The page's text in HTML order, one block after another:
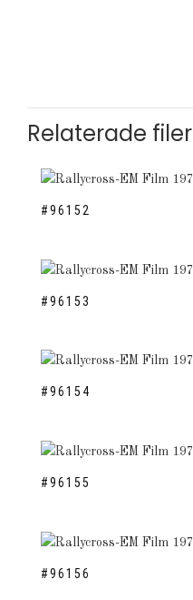
Relaterade filer
#96152
#96153
#96154
#96155
#96156